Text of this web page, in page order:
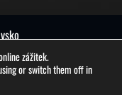
spravujeON-BOARD
zážitek.
or switch them off in